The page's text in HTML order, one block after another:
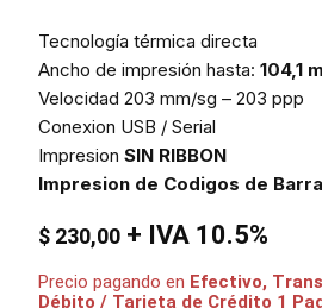
Tecnología térmica directa
Ancho de impresión hasta:104,1
Velocidad 203 mm/sg – 203 ppp
Conexion USB / Serial
ImpresionSIN RIBBON
Impresion de Codigos de
$ 230,00 + IVA 10.5%
Precio pagando en Efectivo,
Débito / Tarjeta de Crédito 1